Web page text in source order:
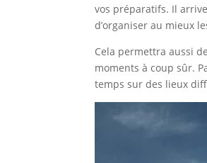
vos préparatifs. Il
d’organiser au mieux
Cela permettra aussi
moments à coup sûr.
temps sur des lieux